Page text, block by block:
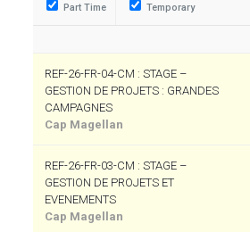
Part Time Temporary
REF-26-FR-04-CM : STAGE –
GESTION DE PROJETS : GRANDES
CAMPAGNES
Cap Magellan
REF-26-FR-03-CM : STAGE –
GESTION DE PROJETS ET
EVENEMENTS
Cap Magellan